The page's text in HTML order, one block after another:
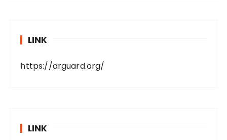
LINK
https://arguard.org/
LINK